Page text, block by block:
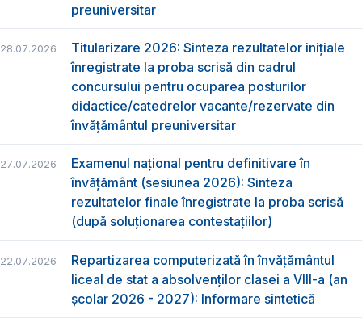
preuniversitar
28.07.2026
Titularizare 2026: Sinteza rezultatelor inițiale
înregistrate la proba scrisă din cadrul
concursului pentru ocuparea posturilor
didactice/catedrelor vacante/rezervate din
învăţământul preuniversitar
27.07.2026
Examenul național pentru definitivare în
învățământ (sesiunea 2026): Sinteza
rezultatelor finale înregistrate la proba scrisă
(după soluționarea contestațiilor)
22.07.2026
Repartizarea computerizată în învăţământul
liceal de stat a absolvenţilor clasei a VIII-a (an
școlar 2026 - 2027): Informare sintetică